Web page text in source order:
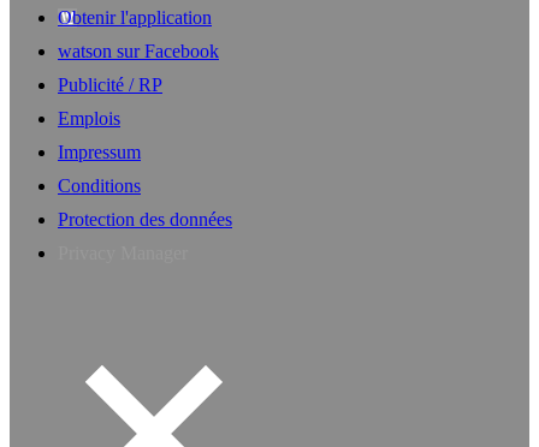
Obtenir l'application
watson sur Facebook
Publicité / RP
Emplois
Impressum
Conditions
Protection des données